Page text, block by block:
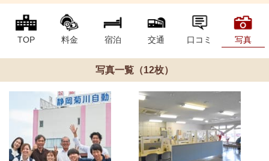
TOP 料金 宿泊 交通 口コミ 写真
写真一覧（12枚）